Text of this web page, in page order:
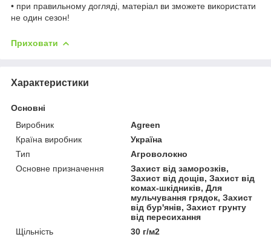
• при правильному догляді, матеріал ви зможете використати
не один сезон!
Приховати
Характеристики
Основні
Виробник
Agreen
Країна виробник
Україна
Тип
Агроволокно
Основне призначення
Захист від заморозків,
Захист від дощів, Захист від
комах-шкідників, Для
мульчування грядок, Захист
від бур'янів, Захист грунту
від пересихання
Щільність
30 г/м2